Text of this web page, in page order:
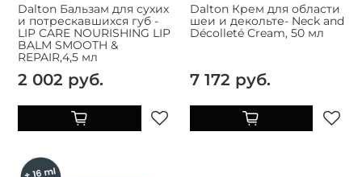
Dalton Бальзам для сухих
и потрескавшихся губ -
LIP CARE NOURISHING LIP
BALM SMOOTH &
REPAIR,4,5 мл
2 002 руб.
Dalton Крем для области
шеи и декольте- Neck and
Décolleté Cream, 50 мл
7 172 руб.